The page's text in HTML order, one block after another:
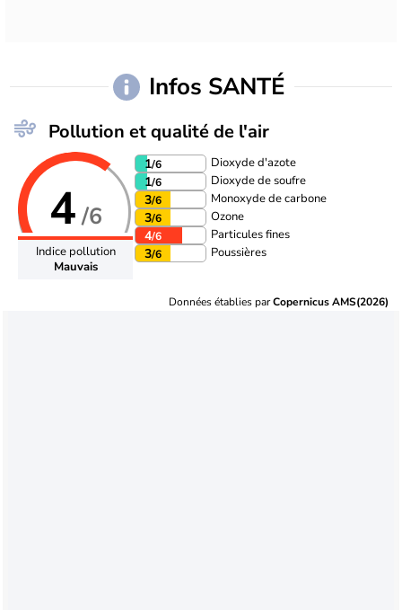
Infos SANTÉ
Pollution et qualité de l'air
4/6
Indice pollution
Mauvais
1/6 Dioxyde d'azote
1/6 Dioxyde de soufre
3/6 Monoxyde de carbone
3/6 Ozone
4/6 Particules fines
3/6 Poussières
Données établies parCopernicus AMS(2026)